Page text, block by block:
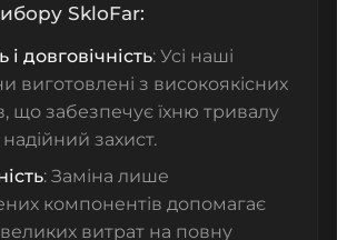
SkloFar:
і довговічність: Усі наші
виготовлені з високоякісних
що забезпечує їхню тривалу
захист.
: Заміна лише
компонентів допомагає
витрат на повну